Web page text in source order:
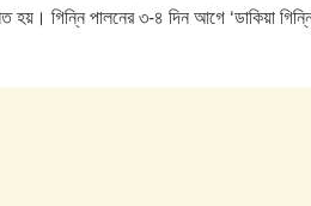
হয়। গিন্নি পালনের ৩-৪ দিন আগে ‘ডাকিয়া